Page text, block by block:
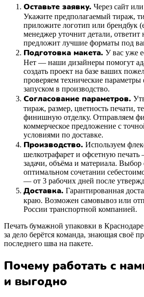
Оставьте заявку. Через сайт
Укажите предполагаемый тираж,
приложите логотип или брендбук
менеджер уточнит детали, ответит
предложит лучшие форматы под
Подготовка макета. У вас уже
Нет — наши дизайнеры помогут
создать проект на базе ваших
проверяем технические параметры
запуском в производство.
Согласование параметров.
тираж, размер, цветность печати,
финишную отделку. Отправляем
коммерческое предложение с
условиями по доставке.
Производство. Используем
шелкотрафарет и офсетную
задачи, объёма и материала.
оптимальном сочетании
— от 3 рабочих дней после
Доставка. Гарантированная
краю. Возможен самовывоз или
России транспортной компанией.
Печать бумажной упаковки в
за дело берётся команда, знающая своё
последнего шва на пакете.
Почему работать с
и выгодно